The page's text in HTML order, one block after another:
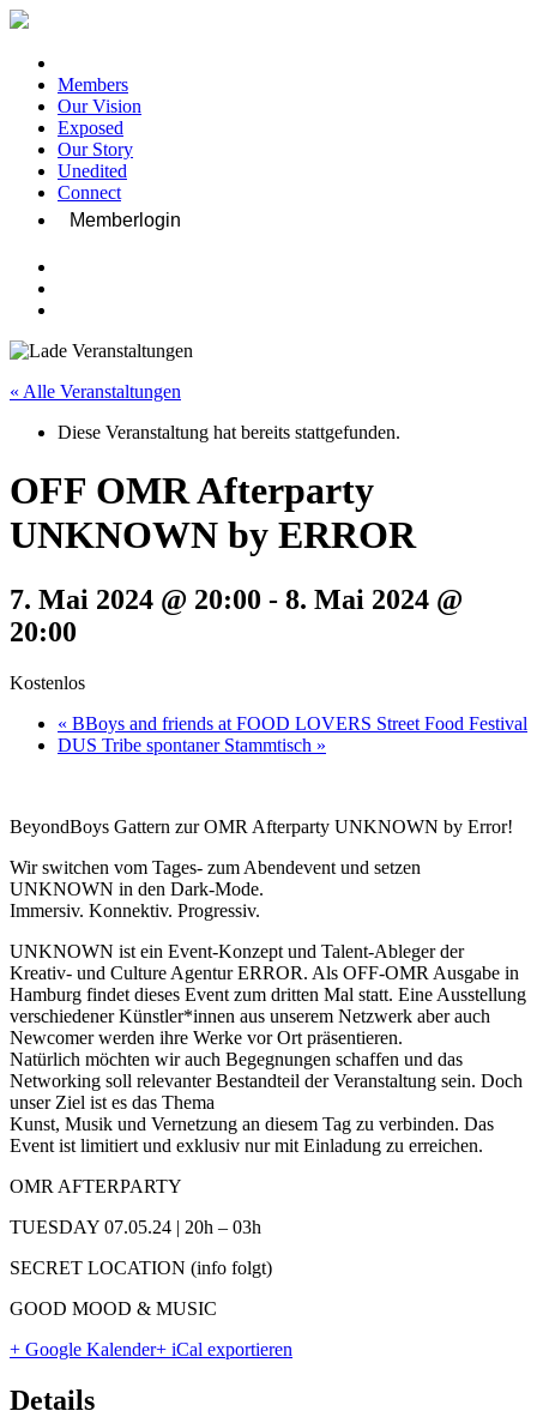
Members
Our Vision
Exposed
Our Story
Unedited
Connect
Memberlogin
« Alle Veranstaltungen
Diese Veranstaltung hat bereits stattgefunden.
OFF OMR Afterparty
UNKNOWN by ERROR
7. Mai 2024 @ 20:00 - 8. Mai 2024 @
20:00
Kostenlos
« BBoys and friends at FOOD LOVERS Street Food Festival
DUS Tribe spontaner Stammtisch »
BeyondBoys Gattern zur OMR Afterparty UNKNOWN by Error!
Wir switchen vom Tages- zum Abendevent und setzen
UNKNOWN in den Dark-Mode.
Immersiv. Konnektiv. Progressiv.
UNKNOWN ist ein Event-Konzept und Talent-Ableger der
Kreativ- und Culture Agentur ERROR. Als OFF-OMR Ausgabe in
Hamburg findet dieses Event zum dritten Mal statt. Eine Ausstellung
verschiedener Künstler*innen aus unserem Netzwerk aber auch
Newcomer werden ihre Werke vor Ort präsentieren.
Natürlich möchten wir auch Begegnungen schaffen und das
Networking soll relevanter Bestandteil der Veranstaltung sein. Doch
unser Ziel ist es das Thema
Kunst, Musik und Vernetzung an diesem Tag zu verbinden. Das
Event ist limitiert und exklusiv nur mit Einladung zu erreichen.
OMR AFTERPARTY
TUESDAY 07.05.24 | 20h – 03h
SECRET LOCATION (info folgt)
GOOD MOOD & MUSIC
+ Google Kalender+ iCal exportieren
Details